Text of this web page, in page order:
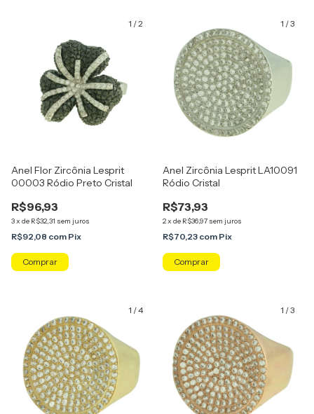
1 /2
Anel Flor Zircônia Lesprit
00003 Ródio Preto Cristal
R$96,93
3x de R$32,31 sem juros
R$92,08 com Pix
Comprar
1 /3
Anel Zircônia Lesprit LA10091
Ródio Cristal
R$73,93
2x de R$36,97 sem juros
R$70,23 com Pix
Comprar
1 /4 1 /3